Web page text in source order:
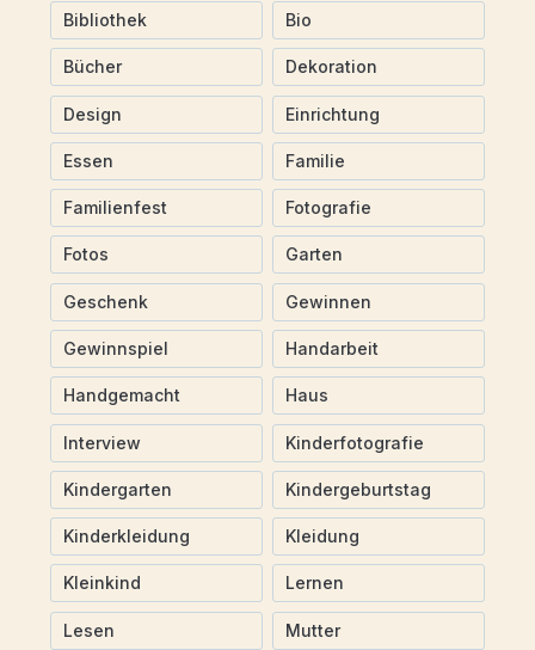
Bibliothek Bio
Bücher Dekoration
Design Einrichtung
Essen Familie
Familienfest Fotografie
Fotos Garten
Geschenk Gewinnen
Gewinnspiel Handarbeit
Handgemacht Haus
Interview Kinderfotografie
Kindergarten Kindergeburtstag
Kinderkleidung Kleidung
Kleinkind Lernen
Lesen Mutter